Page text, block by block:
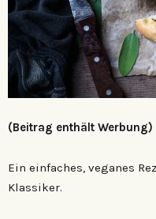
(Beitrag enthält Werbung)
Ein einfaches, veganes
Klassiker.